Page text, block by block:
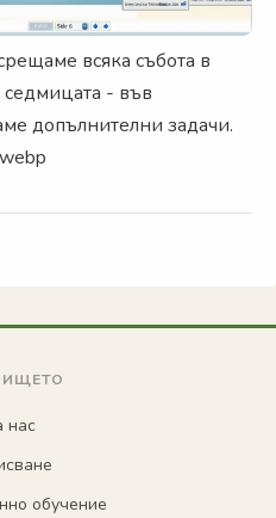
всяка събота в
седмицата - във
допълнителни задачи.
нас
обучение